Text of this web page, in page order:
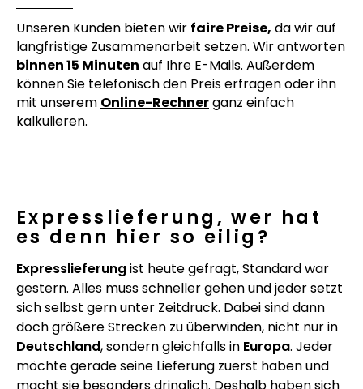
Unseren Kunden bieten wir faire Preise, da wir auf
langfristige Zusammenarbeit setzen. Wir antworten
binnen 15 Minuten auf Ihre E-Mails. Außerdem
können Sie telefonisch den Preis erfragen oder ihn
mit unserem Online-Rechnerganz einfach
kalkulieren.
Expresslieferung, wer hat
es denn hier so eilig?
Expresslieferungist heute gefragt, Standard war
gestern. Alles muss schneller gehen und jeder setzt
sich selbst gern unter Zeitdruck. Dabei sind dann
doch größere Strecken zu überwinden, nicht nur in
Deutschland, sondern gleichfalls in Europa. Jeder
möchte gerade seine Lieferung zuerst haben und
macht sie besonders dringlich. Deshalb haben sich